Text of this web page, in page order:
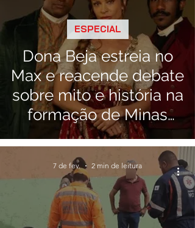
Dona Beja estreia no
Max e reacende debate
sobre mito e história na
formação de Minas
Gerais
ESPECIAL
7 de fev. 2 min de leitura